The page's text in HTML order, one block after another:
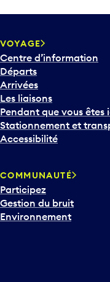
VOYAGE
Centre d’information
Départs
Arrivées
Les liaisons
Pendant que vous êtes
Stationnement et
Accessibilité
COMMUNAUTÉ
Participez
Gestion du bruit
Environnement